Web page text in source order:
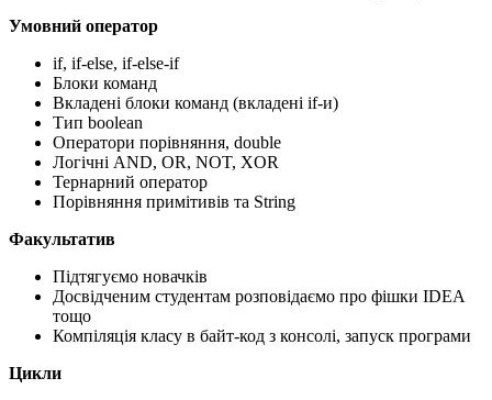
Умовний оператор
if, if-else, if-else-if
Блоки команд
Вкладені блоки команд (вкладені if-и)
Тип boolean
Оператори порівняння, double
Логічні AND, OR, NOT, XOR
Тернарний оператор
Порівняння примітивів та String
Факультатив
Підтягуємо новачків
Досвідченим студентам розповідаємо про фішки IDEA
тощо
Компіляція класу в байт-код з консолі, запуск програми
Цикли